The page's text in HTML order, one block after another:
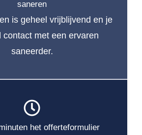
saneren
is geheel vrijblijvend en je
contact met een ervaren
saneerder.
het offerteformulier